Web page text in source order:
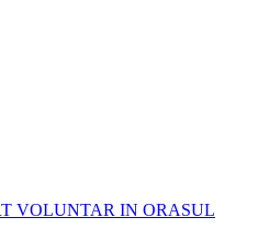
VOLUNTAR IN ORASUL